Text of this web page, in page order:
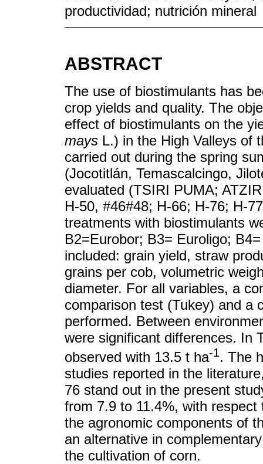
productividad; nutrición mineral
ABSTRACT
The use of biostimulants has
crop yields and quality. The
effect of biostimulants on the
mays L.) in the High Valleys of
carried out during the spring
(Jocotitlán, Temascalcingo,
evaluated (TSIRI PUMA;
H-50, #46#48; H-66; H-76; H-
treatments with biostimulants
B2=Eurobor; B3= Euroligo;
included: grain yield, straw
grains per cob, volumetric
diameter. For all variables, a
comparison test (Tukey) and a
performed. Between
were significant differences. In
observed with 13.5 t ha-1. The
studies reported in the
76 stand out in the present
from 7.9 to 11.4%, with
the agronomic components of
an alternative in
the cultivation of corn.